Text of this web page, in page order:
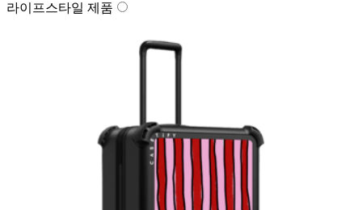
라이프스타일 제품